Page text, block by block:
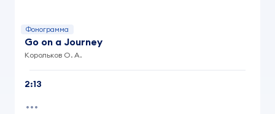
Фонограмма
Go on a Journey
Корольков О. А.
2:13